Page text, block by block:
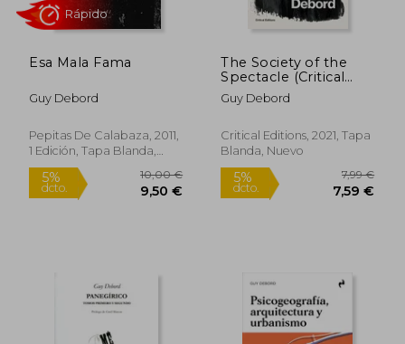
Esa Mala Fama
Guy Debord
Pepitas De Calabaza, 2011,
1 Edición, Tapa Blanda,
Nuevo
Rápido
The Society of the
Spectacle (Critical
Editions) (en Inglés)
Guy Debord
Critical Editions, 2021, Tapa
Blanda, Nuevo